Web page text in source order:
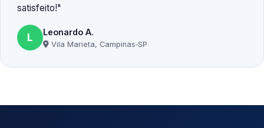
satisfeito!
L Leonardo A.
Vila Marieta, Campinas‑SP